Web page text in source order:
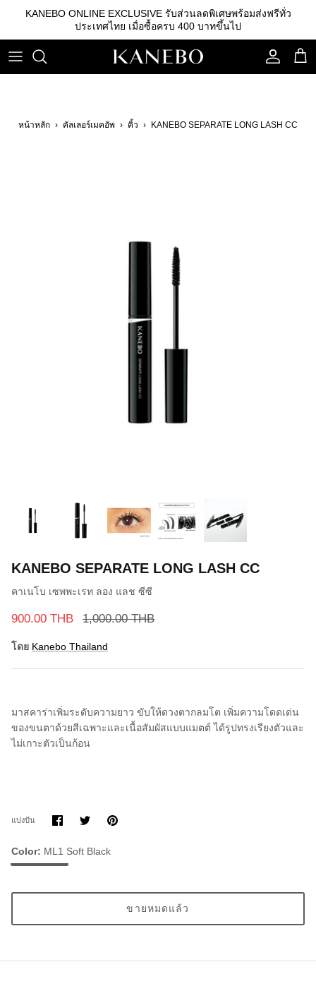
ที่
เนื้อหา
KANEBO ONLINE EXCLUSIVE รับส่วนลดพิเศษพร้อมส่งฟรีทั่ว
ประเทศไทย เมื่อซื้อครบ 400 บาทขึ้นไป
คลีนซิ่ง
โลชั่น
รองพื้น
แป้ง
คิ้ว
อายแชโดว์
หน้าหลัก › คัลเลอร์เมคอัพ › คิ้ว › KANEBO SEPARATE LONG LASH CC
KANEBO SEPARATE LONG LASH CC
คาเนโบ เซพพะเรท ลอง แลช ซีซี
900.00 THB 1,000.00 THB
โดย Kanebo Thailand
มาสคาร่าเพิ่มระดับความยาว ขับให้ดวงตากลมโต เพิ่มความโดดเด่น
ของขนตาด้วยสีเฉพาะและเนื้อสัมผัสแบบแมตต์ได้รูปทรงเรียงตัวและ
ไม่เกาะตัวเป็นก้อน
แบ่งปัน
แบ่ง
Facebook
แบ่ง
Twitter
ขา
Color
ML1 Soft Black
ขายหมดแล้ว